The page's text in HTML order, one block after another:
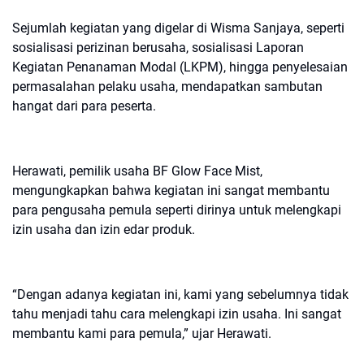
Sejumlah kegiatan yang digelar di Wisma Sanjaya, seperti
sosialisasi perizinan berusaha, sosialisasi Laporan
Kegiatan Penanaman Modal (LKPM), hingga penyelesaian
permasalahan pelaku usaha, mendapatkan sambutan
hangat dari para peserta.
Herawati, pemilik usaha BF Glow Face Mist,
mengungkapkan bahwa kegiatan ini sangat membantu
para pengusaha pemula seperti dirinya untuk melengkapi
izin usaha dan izin edar produk.
“Dengan adanya kegiatan ini, kami yang sebelumnya tidak
tahu menjadi tahu cara melengkapi izin usaha. Ini sangat
membantu kami para pemula,” ujar Herawati.